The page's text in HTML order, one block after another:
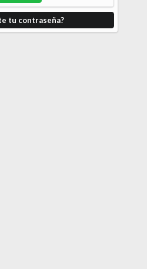
tu contraseña?